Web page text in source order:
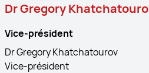
Dr Gregory
Vice-président
Dr Gregory Khatchatourov
Vice-président